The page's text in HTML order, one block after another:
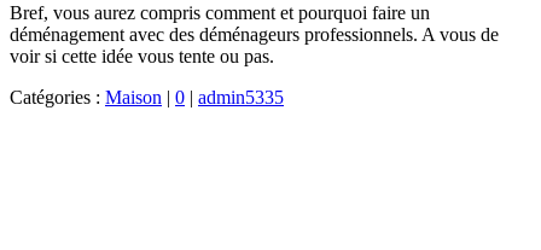
Bref, vous aurez compris comment et pourquoi faire un
déménagement avec des déménageurs professionnels. A vous de
voir si cette idée vous tente ou pas.
Catégories : Maison | 0 | admin5335